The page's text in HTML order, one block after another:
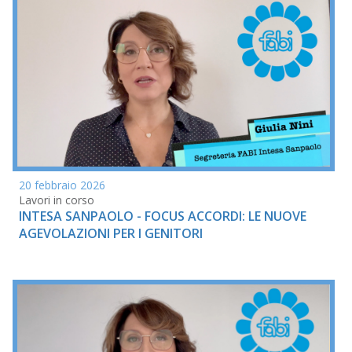
20 febbraio 2026
Lavori in corso
INTESA SANPAOLO - FOCUS ACCORDI: LE NUOVE
AGEVOLAZIONI PER I GENITORI